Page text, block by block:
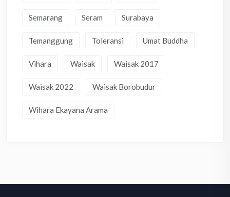
Semarang Seram Surabaya
Temanggung Toleransi Umat Buddha
Vihara Waisak Waisak 2017
Waisak 2022 Waisak Borobudur
Wihara Ekayana Arama